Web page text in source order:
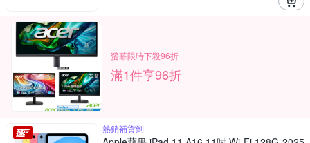
螢幕限時下殺96折
滿1件享96折
熱銷補貨到